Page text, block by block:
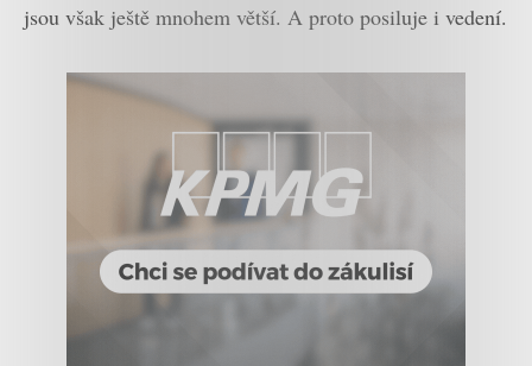
jsou však ještě mnohem větší. A proto posiluje i vedení.